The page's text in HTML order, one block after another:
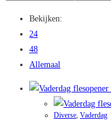
Bekijken:
24
48
Allemaal
Diverse, Vaderdag